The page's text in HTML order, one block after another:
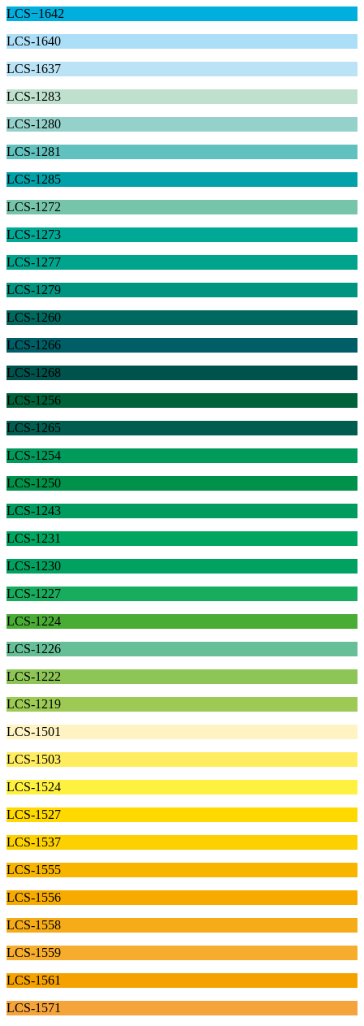
LCS−1642
LCS-1640
LCS-1637
LCS-1283
LCS-1280
LCS-1281
LCS-1285
LCS-1272
LCS-1273
LCS-1277
LCS-1279
LCS-1260
LCS-1266
LCS-1268
LCS-1256
LCS-1265
LCS-1254
LCS-1250
LCS-1243
LCS-1231
LCS-1230
LCS-1227
LCS-1224
LCS-1226
LCS-1222
LCS-1219
LCS-1501
LCS-1503
LCS-1524
LCS-1527
LCS-1537
LCS-1555
LCS-1556
LCS-1558
LCS-1559
LCS-1561
LCS-1571